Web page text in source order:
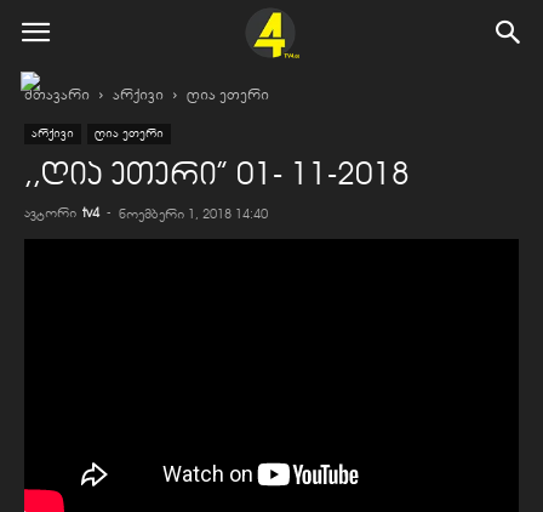
მთავარი არქივი ღია ეთერი
არქივი ღია ეთერი
,,ღია ეთერი” 01- 11-2018
ავტორი tv4 - ნოემბერი 1, 2018 14:40